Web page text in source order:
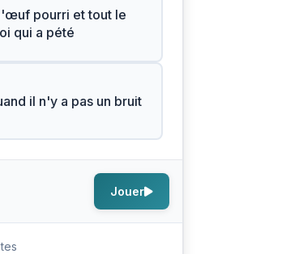
pourri et tout le
qui a pété
il n'y a pas un bruit
Jouer